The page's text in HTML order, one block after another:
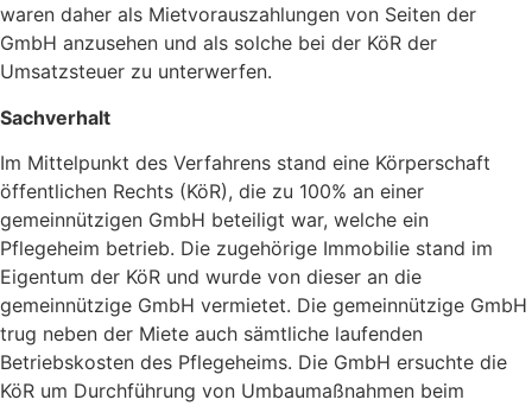
waren daher als Mietvorauszahlungen von Seiten der
GmbH anzusehen und als solche bei der KöR der
Umsatzsteuer zu unterwerfen.
Sachverhalt
Im Mittelpunkt des Verfahrens stand eine Körperschaft
öffentlichen Rechts (KöR), die zu 100% an einer
gemeinnützigen GmbH beteiligt war, welche ein
Pflegeheim betrieb. Die zugehörige Immobilie stand im
Eigentum der KöR und wurde von dieser an die
gemeinnützige GmbH vermietet. Die gemeinnützige GmbH
trug neben der Miete auch sämtliche laufenden
Betriebskosten des Pflegeheims. Die GmbH ersuchte die
KöR um Durchführung von Umbaumaßnahmen beim